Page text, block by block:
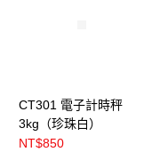
CT301 電子計時秤
3kg（珍珠白）
NT$850